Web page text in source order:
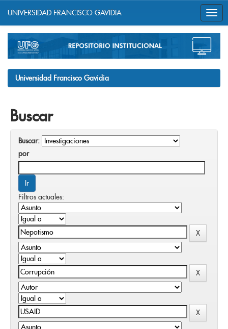
navigation
UNIVERSIDAD FRANCISCO GAVIDIA
Universidad Francisco Gavidia
Buscar
Buscar:
por
Filtros actuales: